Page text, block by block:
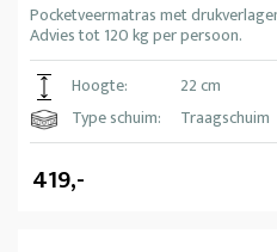
Pocketveermatras met
Advies tot 120 kg per persoon.
Hoogte:
22 cm
Type schuim:
Traagschuim
419,-